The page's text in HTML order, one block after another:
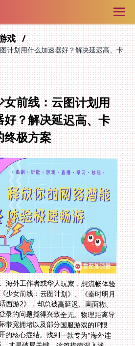
戏
计划用什么加速器好？解决延迟高、卡
女前线：云图计划用
好？解决延迟高、卡
终极方案
海外工作者或华人玩家，想流畅体验
少女前线：云图计划》、《秦时明月
西游2》，却总被高延迟、画面糊、
录的问题搅得兴致全无。物理距离导
带宽拥堵以及部分国服游戏的IP限
的核心症结。找到一款专为"海外连
，才是破局关键。这篇指南深入浅